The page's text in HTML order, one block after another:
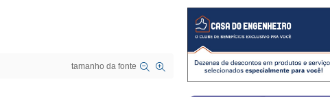
tamanho da fonte